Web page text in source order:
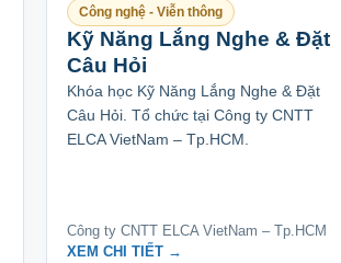
Công nghệ - Viễn thông
Kỹ Năng Lắng Nghe & Đặt
Câu Hỏi
Khóa học Kỹ Năng Lắng Nghe & Đặt
Câu Hỏi. Tổ chức tại Công ty CNTT
ELCA VietNam – Tp.HCM.
Công ty CNTT ELCA VietNam – Tp.HCM
XEM CHI TIẾT →